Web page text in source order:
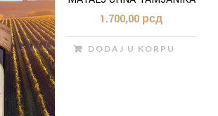
1.700,00 рсд
DODAJ U KORPU